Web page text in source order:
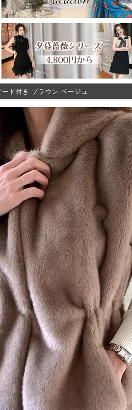
ド付き ブラウン ベージュ